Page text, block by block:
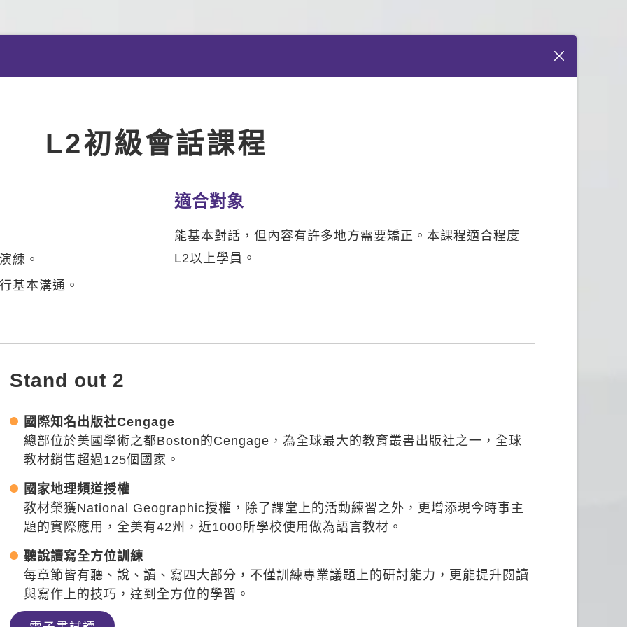
L2初級會話課程
練。
基本溝通。
適合對象
能基本對話，但內容有許多地方需要矯正。本課程適合程度
L2以上學員。
Stand out 2
國際知名出版社Cengage
總部位於美國學術之都Boston的Cengage，為全球最大的教育叢書出版社之一，全球
教材銷售超過125個國家。
國家地理頻道授權
教材榮獲National Geographic授權，除了課堂上的活動練習之外，更增添現今時事主
題的實際應用，全美有42州，近1000所學校使用做為語言教材。
聽說讀寫全方位訓練
每章節皆有聽、說、讀、寫四大部分，不僅訓練專業議題上的研討能力，更能提升閱讀
與寫作上的技巧，達到全方位的學習。